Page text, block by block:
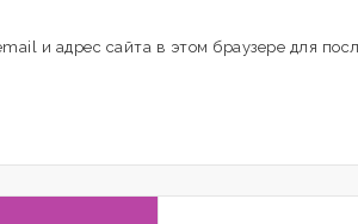
и адрес сайта в этом браузере для